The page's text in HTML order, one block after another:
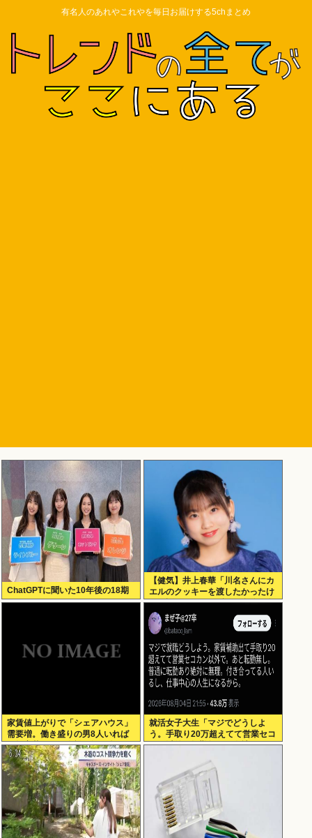
有名人のあれやこれやを毎日お届けする5chまとめ
ChatGPTに聞いた10年後の18期
【健気】井上春華「川名さんにカ
エルのクッキーを渡したかったけ
ど、話しかけられず結局自分で食
べた」
家賃値上がりで「シェアハウス」
需要増。働き盛りの男8人いれば
一軒家暮らしも余裕で毎日楽しい
就活女子大生「マジでどうしよ
う。手取り20万超えてて営業セコ
カン以外で転勤無しの会社ない」